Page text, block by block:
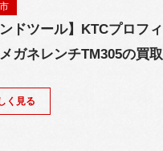
ンドツール】KTCプロフィ
ガネレンチTM305の買取
く見る